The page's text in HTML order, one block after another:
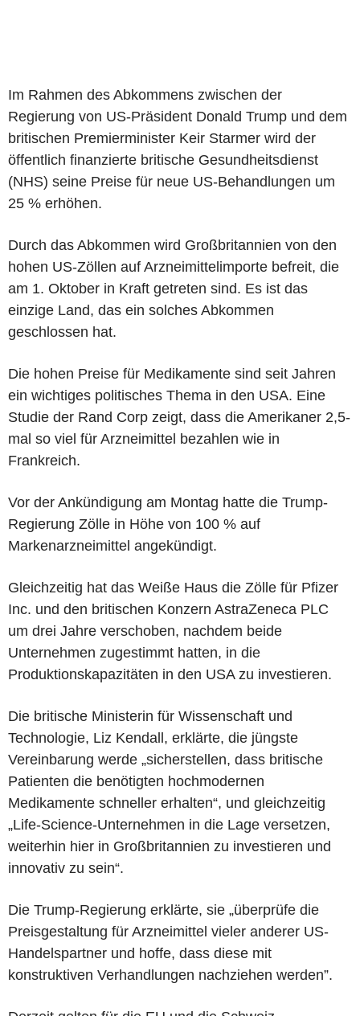
Im Rahmen des Abkommens zwischen der
Regierung von US-Präsident Donald Trump und dem
britischen Premierminister Keir Starmer wird der
öffentlich finanzierte britische Gesundheitsdienst
(NHS) seine Preise für neue US-Behandlungen um
25 % erhöhen.
Durch das Abkommen wird Großbritannien von den
hohen US-Zöllen auf Arzneimittelimporte befreit, die
am 1. Oktober in Kraft getreten sind. Es ist das
einzige Land, das ein solches Abkommen
geschlossen hat.
Die hohen Preise für Medikamente sind seit Jahren
ein wichtiges politisches Thema in den USA. Eine
Studie der Rand Corp zeigt, dass die Amerikaner 2,5-
mal so viel für Arzneimittel bezahlen wie in
Frankreich.
Vor der Ankündigung am Montag hatte die Trump-
Regierung Zölle in Höhe von 100 % auf
Markenarzneimittel angekündigt.
Gleichzeitig hat das Weiße Haus die Zölle für Pfizer
Inc. und den britischen Konzern AstraZeneca PLC
um drei Jahre verschoben, nachdem beide
Unternehmen zugestimmt hatten, in die
Produktionskapazitäten in den USA zu investieren.
Die britische Ministerin für Wissenschaft und
Technologie, Liz Kendall, erklärte, die jüngste
Vereinbarung werde „sicherstellen, dass britische
Patienten die benötigten hochmodernen
Medikamente schneller erhalten“, und gleichzeitig
„Life-Science-Unternehmen in die Lage versetzen,
weiterhin hier in Großbritannien zu investieren und
innovativ zu sein“.
Die Trump-Regierung erklärte, sie „überprüfe die
Preisgestaltung für Arzneimittel vieler anderer US-
Handelspartner und hoffe, dass diese mit
konstruktiven Verhandlungen nachziehen werden”.